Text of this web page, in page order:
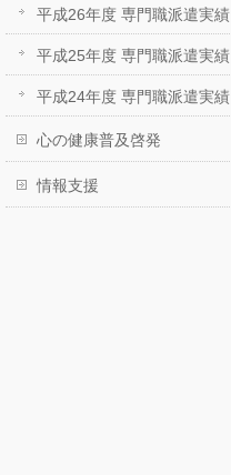
平成26年度 専門職派遣実績
平成25年度 専門職派遣実績
平成24年度 専門職派遣実績
心の健康普及啓発
情報支援